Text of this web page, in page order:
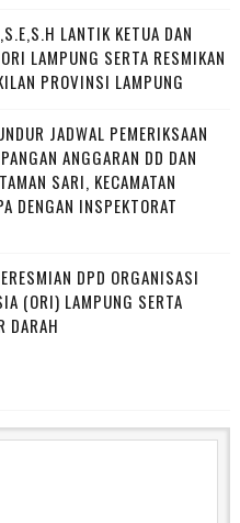
LANTIK KETUA DAN
LAMPUNG SERTA RESMIKAN
PROVINSI LAMPUNG
JADWAL PEMERIKSAAN
ANGGARAN DD DAN
SARI, KECAMATAN
DENGAN INSPEKTORAT
DPD ORGANISASI
(ORI) LAMPUNG SERTA
DARAH